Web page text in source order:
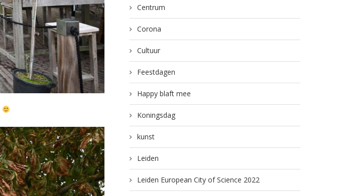
Centrum
Corona
Cultuur
Feestdagen
Happy blaft mee
Koningsdag
kunst
Leiden
Leiden European City of Science 2022